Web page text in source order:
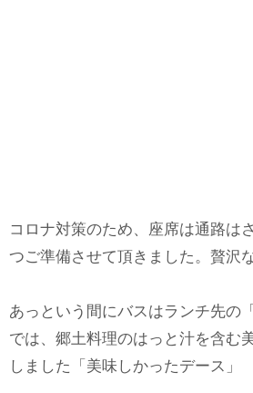
コロナ対策のため、座席は通路は
つご準備させて頂きました。贅沢
あっという間にバスはランチ先の
では、郷土料理のはっと汁を含む
しました「美味しかったデース」